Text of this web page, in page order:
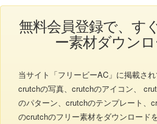
無料会員登録で、す
ー素材ダウンロ
当サイト「フリービーAC」に掲載され
crutchの写真、crutchのアイコン、
のパターン、crutchのテンプレート、
のcrutchのフリー素材をダウンロード